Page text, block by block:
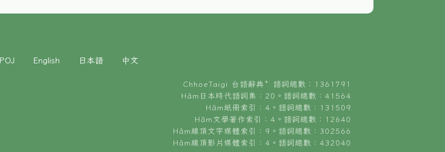
POJ English 日本語 中文
ChhoeTaigi 台語辭典⁺ 語詞總數：1361791
Hâm日本時代語詞集：20。語詞總數：41564
Hâm紙冊索引：4。語詞總數：131509
Hâm文學著作索引：4。語詞總數：12640
Hâm線頂文字媒體索引：9。語詞總數：302566
Hâm線頂影片媒體索引：4。語詞總數：432040